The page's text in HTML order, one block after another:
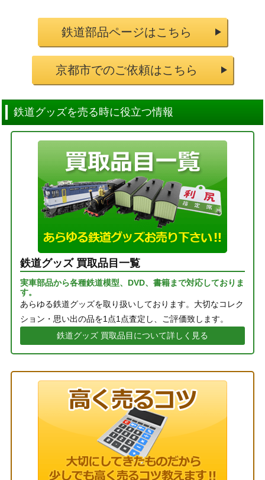
鉄道部品ページはこちら
京都市でのご依頼はこちら
鉄道グッズを売る時に役立つ情報
鉄道グッズ 買取品目一覧
実車部品から各種鉄道模型、DVD、書籍まで対応しておりま
す。
あらゆる鉄道グッズを取り扱いしております。大切なコレク
ション・思い出の品を1点1点査定し、ご評価致します。
鉄道グッズ 買取品目について詳しく見る